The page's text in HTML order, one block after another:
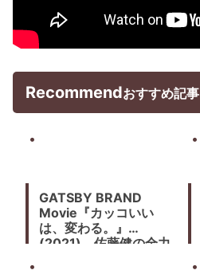
Recommendおすすめ記事
GATSBY BRAND
Movie『カッコいい
は、変わる。』
(2021) 佐藤健の全力